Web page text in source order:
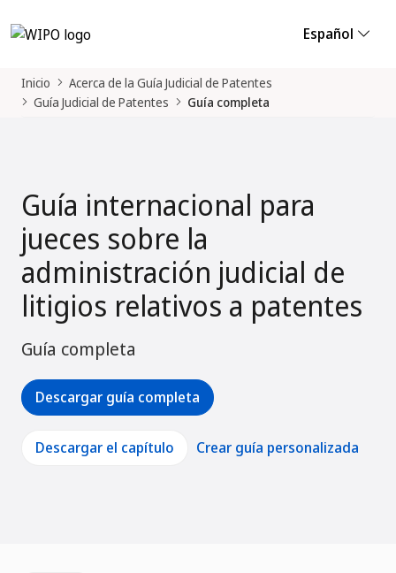
Español
Inicio
Acerca de la Guía Judicial de Patentes
Guía Judicial de Patentes
Guía completa
Guía internacional para
jueces sobre la
administración judicial de
litigios relativos a patentes
Guía completa
Descargar guía completa
Descargar el capítulo Crear guía personalizada